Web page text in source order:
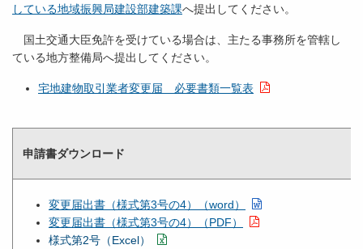
している地域振興局建設部建築課へ提出してください。
国土交通大臣免許を受けている場合は、主たる事務所を管轄し
ている地方整備局へ提出してください。
宅地建物取引業者変更届 必要書類一覧表
申請書ダウンロード
変更届出書（様式第3号の4）（word）
変更届出書（様式第3号の4）（PDF）
様式第2号（Excel）